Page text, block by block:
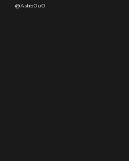
@AstroOuO